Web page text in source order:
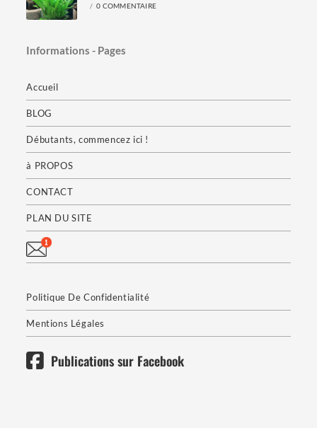
/ 0 COMMENTAIRE
Informations - Pages
Accueil
BLOG
Débutants, commencez ici !
à PROPOS
CONTACT
PLAN DU SITE
Politique De Confidentialité
Mentions Légales
Publications sur Facebook